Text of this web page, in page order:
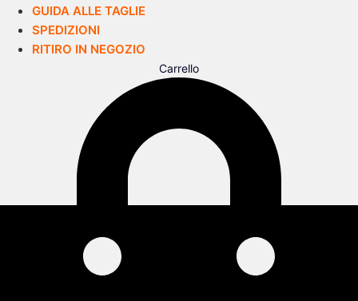
GUIDA ALLE TAGLIE
SPEDIZIONI
RITIRO IN NEGOZIO
Carrello